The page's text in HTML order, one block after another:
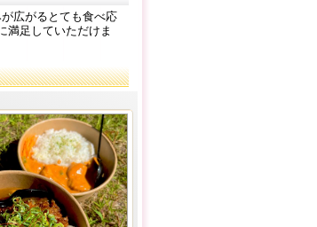
広がるとても食べ応
満足していただけま